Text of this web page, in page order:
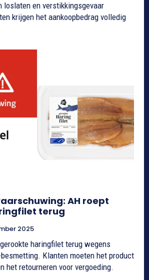
loslaten en verstikkingsgevaar
krijgen het aankoopbedrag volledig
AH roept
terug
2025
haringfilet terug wegens
Klanten moeten het product
het retourneren voor vergoeding.